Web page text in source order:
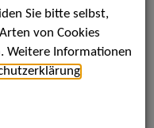
als PDF speichern
Sie bitte selbst,
von Cookies
Weitere Informationen